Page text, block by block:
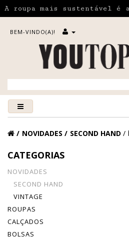
A roupa mais sustentável é
BEM-VINDO(A)!
NOVIDADES SECOND HAND
CATEGORIAS
NOVIDADES
SECOND HAND
VINTAGE
ROUPAS
CALÇADOS
BOLSAS